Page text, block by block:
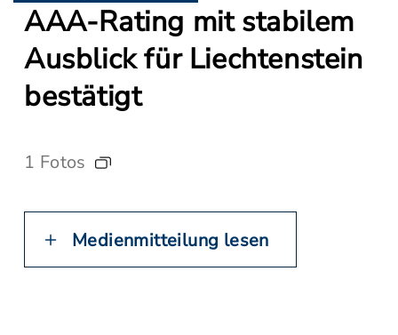
AAA-Rating mit stabilem
Ausblick für Liechtenstein
bestätigt
1 Fotos
Medienmitteilung lesen